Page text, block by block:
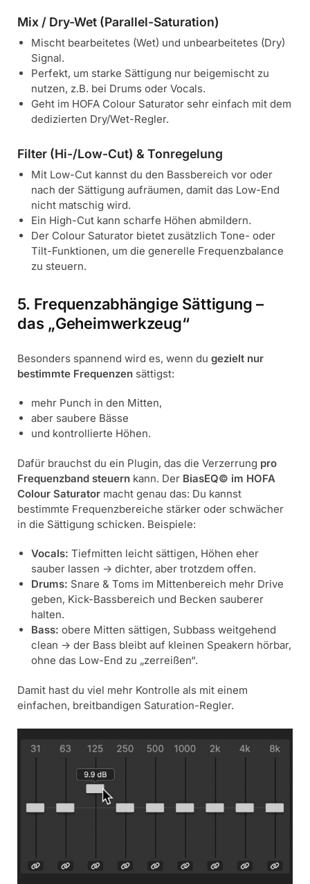
Mix / Dry-Wet (Parallel-Saturation)
Mischt bearbeitetes (Wet) und unbearbeitetes (Dry)
Signal.
Perfekt, um starke Sättigung nur beigemischt zu
nutzen, z.B. bei Drums oder Vocals.
Geht im HOFA Colour Saturator sehr einfach mit dem
dedizierten Dry/Wet-Regler.
Filter (Hi-/Low-Cut) & Tonregelung
Mit Low-Cut kannst du den Bassbereich vor oder
nach der Sättigung aufräumen, damit das Low-End
nicht matschig wird.
Ein High-Cut kann scharfe Höhen abmildern.
Der Colour Saturator bietet zusätzlich Tone- oder
Tilt-Funktionen, um die generelle Frequenzbalance
zu steuern.
5. Frequenzabhängige Sättigung –
das „Geheimwerkzeug“
Besonders spannend wird es, wenn du gezielt nur
bestimmte Frequenzen sättigst:
mehr Punch in den Mitten,
aber saubere Bässe
und kontrollierte Höhen.
Dafür brauchst du ein Plugin, das die Verzerrung pro
Frequenzband steuern kann. Der BiasEQ© im HOFA
Colour Saturator macht genau das: Du kannst
bestimmte Frequenzbereiche stärker oder schwächer
in die Sättigung schicken. Beispiele:
Vocals: Tiefmitten leicht sättigen, Höhen eher
sauber lassen -> dichter, aber trotzdem offen.
Drums: Snare & Toms im Mittenbereich mehr Drive
geben, Kick-Bassbereich und Becken sauberer
halten.
Bass: obere Mitten sättigen, Subbass weitgehend
clean -> der Bass bleibt auf kleinen Speakern hörbar,
ohne das Low-End zu „zerreißen“.
Damit hast du viel mehr Kontrolle als mit einem
einfachen, breitbandigen Saturation-Regler.